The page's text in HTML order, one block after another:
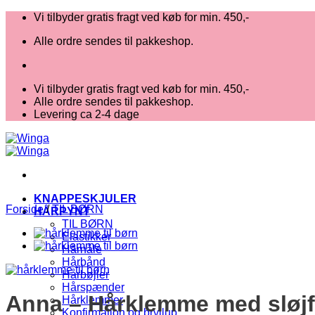
Fortsæt
indhold
Vi tilbyder gratis fragt ved køb for min. 450,-
Alle ordre sendes til pakkeshop.
Vi tilbyder gratis fragt ved køb for min. 450,-
Alle ordre sendes til pakkeshop.
Levering ca 2-4 dage
KNAPPESKJULER
HÅRPYNT
TIL BØRN
Elastikker
Hårnåle
Hårbånd
Hårbøjler
Hårspænder
Hårklemmer
Konfirmation og bryllup
Forside / TIL BØRN
Anna – Hårklemme med